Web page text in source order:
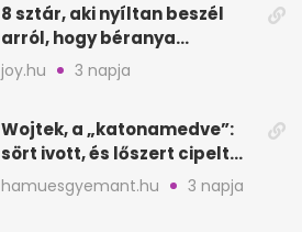
8 sztár, aki nyíltan beszél
arról, hogy béranya
segítette a családalapítást
joy.hu 3 napja
Wojtek, a „katonamedve”:
sört ivott, és lőszert cipelt
Monte Cassinónál
hamuesgyemant.hu 3 napja